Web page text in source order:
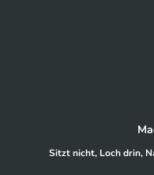
Sitzt nicht, Loch drin,